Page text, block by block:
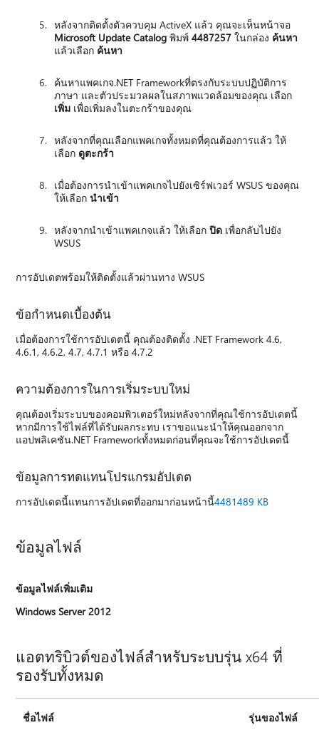
หลังจากติดตั้งตัวควบคุม ActiveX แล้ว คุณจะเห็นหน้าจอ
Microsoft Update Catalog พิมพ์4487257 ในกล่อง ค้นหา
แล้วเลือก ค้นหา
ค้นหาแพคเกจ.NET Frameworkที่ตรงกับระบบปฏิบัติการ
ภาษา และตัวประมวลผลในสภาพแวดล้อมของคุณ เลือก
เพิ่ม เพื่อเพิ่มลงในตะกร้าของคุณ
หลังจากที่คุณเลือกแพคเกจทั้งหมดที่คุณต้องการแล้ว ให้
เลือก ดูตะกร้า
เมื่อต้องการนําเข้าแพคเกจไปยังเซิร์ฟเวอร์ WSUS ของคุณ
ให้เลือกนําเข้า
หลังจากนําเข้าแพคเกจแล้ว ให้เลือกปิด เพื่อกลับไปยัง
WSUS
การอัปเดตพร้อมให้ติดตั้งแล้วผ่านทาง WSUS
ข้อกำหนดเบื้องต้น
เมื่อต้องการใช้การอัปเดตนี้ คุณต้องติดตั้ง .NET Framework 4.6,
4.6.1, 4.6.2, 4.7, 4.7.1 หรือ 4.7.2
ความต้องการในการเริ่มระบบใหม่
คุณต้องเริ่มระบบของคอมพิวเตอร์ใหม่หลังจากที่คุณใช้การอัปเดตนี้
หากมีการใช้ไฟล์ที่ได้รับผลกระทบ เราขอแนะนําให้คุณออกจาก
แอปพลิเคชัน.NET Frameworkทั้งหมดก่อนที่คุณจะใช้การอัปเดตนี้
ข้อมูลการทดแทนโปรแกรมอัปเดต
การอัปเดตนี้แทนการอัปเดตที่ออกมาก่อนหน้านี้4481489 KB
ข้อมูลไฟล์
ข้อมูลไฟล์เพิ่มเติม
Windows Server 2012
แอตทริบิวต์ของไฟล์สําหรับระบบรุ่น x64 ที่
รองรับทั้งหมด
ชื่อไฟล์ รุ่นของไฟล์